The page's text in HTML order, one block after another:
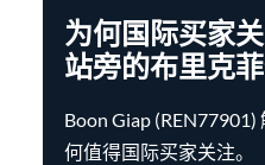
为何国际买家
站旁的布里克
Boon Giap
何值得国际买家关注。